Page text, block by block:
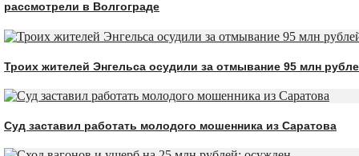
рассмотрели в Волгограде
Троих жителей Энгельса осудили за отмывание 95 млн
Суд заставил работать молодого мошенника из Саратова